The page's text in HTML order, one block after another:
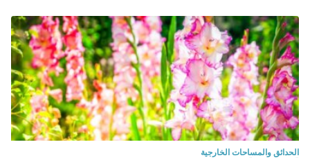
الحدائق والمساحات الخارجية